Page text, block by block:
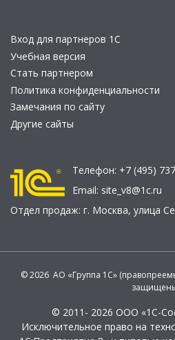
Вход для партнеров 1С
Учебная версия
Стать партнером
Политика конфиденциальности
Замечания по сайту
Другие сайты
Телефон: +7 (495)
Email: site_v8@1c.ru
Отдел продаж: г. Москва, улица
© 2026 АО «Группа 1С»
© 2011- 2026 ООО «1С-
Исключительное право на